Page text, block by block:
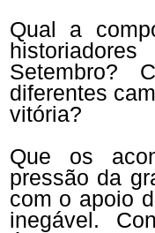
Qual a
Setembro?
diferentes
vitória?
Que os
pressão da
com o apoio
inegável.